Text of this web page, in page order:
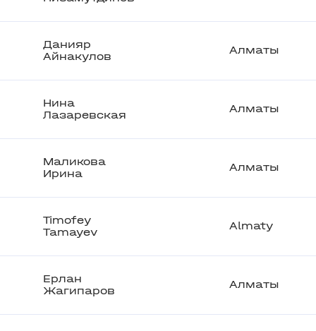
Данияр
Айнакулов
Алматы
Нина
Лазаревская
Алматы
Маликова
Ирина
Алматы
Timofey
Tamayev
Almaty
Ерлан
Жагипаров
Алматы